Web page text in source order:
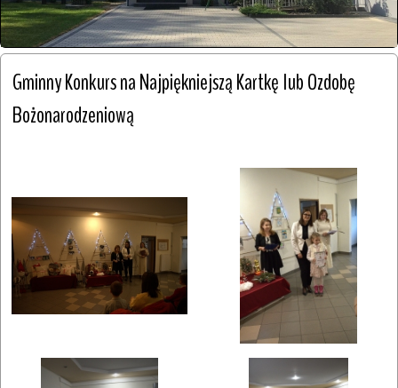
Gminny Konkurs na Najpiękniejszą Kartkę lub Ozdobę
Bożonarodzeniową